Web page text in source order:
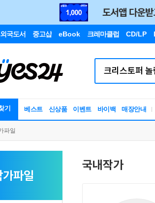
외국도서 중고샵 eBook 크레마클럽 CD/LP
기 베스트 신상품 이벤트 바이백 매장안내
파일
파일
국내작가